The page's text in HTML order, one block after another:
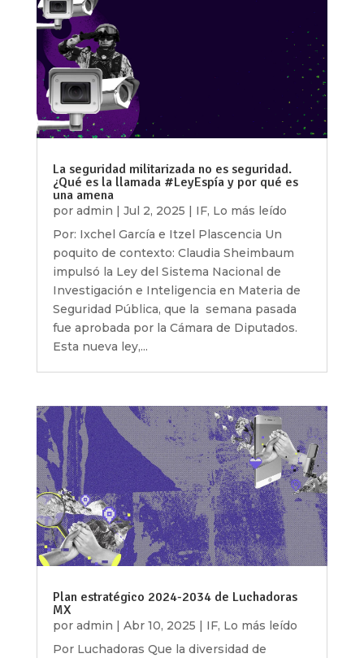
La seguridad militarizada no es seguridad.
¿Qué es la llamada #LeyEspía y por qué es
una amena
por admin | Jul 2, 2025 | IF, Lo más leído
Por: Ixchel García e Itzel Plascencia Un
poquito de contexto: Claudia Sheimbaum
impulsó la Ley del Sistema Nacional de
Investigación e Inteligencia en Materia de
Seguridad Pública, que la semana pasada
fue aprobada por la Cámara de Diputados.
Esta nueva ley,...
Plan estratégico 2024-2034 de Luchadoras
MX
por admin | Abr 10, 2025 | IF, Lo más leído
Por Luchadoras Que la diversidad de